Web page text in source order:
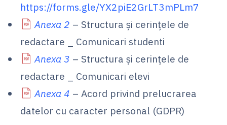
https://forms.gle/YX2piE2GrLT3mPLm7
Anexa 2 – Structura și cerințele de
redactare _ Comunicari studenti
Anexa 3 – Structura și cerințele de
redactare _ Comunicari elevi
Anexa 4 – Acord privind prelucrarea
datelor cu caracter personal (GDPR)